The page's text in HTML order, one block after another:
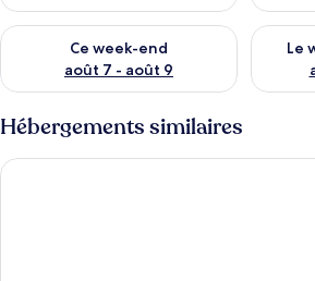
Ce week-end
août 7 - août 9
Vérifier la disponibilité pour ce week-
Le
Vérifier
Hébergements similaires
Dunia Hôtel Bamako ACI 2000